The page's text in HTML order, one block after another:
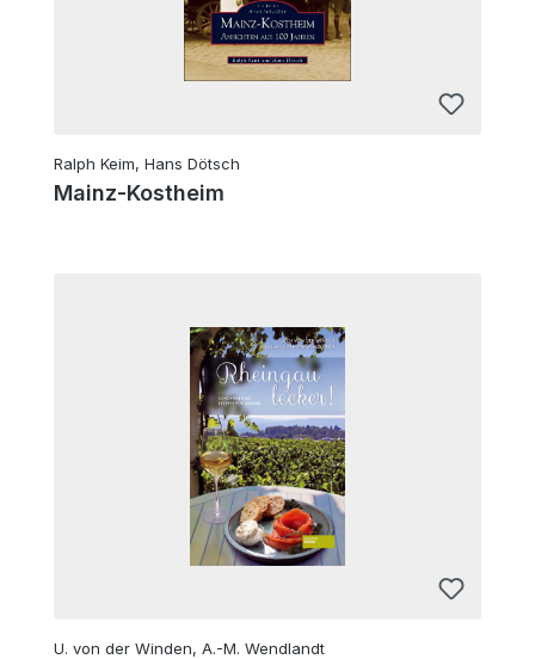
Ralph Keim, Hans Dötsch
Mainz-Kostheim
U. von der Winden, A.-M. Wendlandt